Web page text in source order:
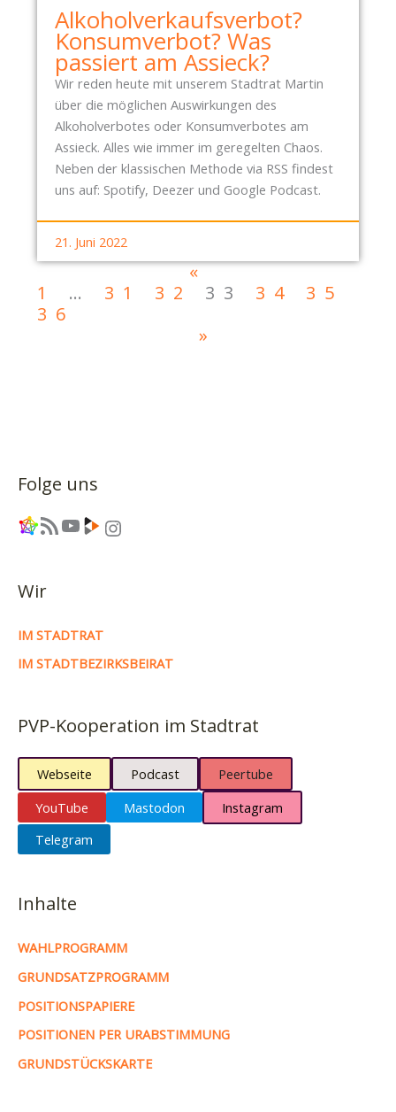
Alkoholverkaufsverbot?
Konsumverbot? Was
passiert am Assieck?
Wir reden heute mit unserem Stadtrat Martin
über die möglichen Auswirkungen des
Alkoholverbotes oder Konsumverbotes am
Assieck. Alles wie immer im geregelten Chaos.
Neben der klassischen Methode via RSS findest
uns auf: Spotify, Deezer und Google Podcast.
21. Juni 2022
«
1
… 31 32 33 34
35
36
»
Folge uns
Link RSS-Feed YouTube Link Instagram
Wir
IM STADTRAT
IM STADTBEZIRKSBEIRAT
PVP-Kooperation im Stadtrat
Webseite Podcast
Peertube
YouTube
Mastodon
Instagram
Telegram
Inhalte
WAHLPROGRAMM
GRUNDSATZPROGRAMM
POSITIONSPAPIERE
POSITIONEN PER URABSTIMMUNG
GRUNDSTÜCKSKARTE